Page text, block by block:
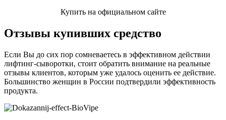
Купить на официальном сайте
Отзывы купивших средство
Если Вы до сих пор сомневаетесь в эффективном действии
лифтинг-сыворотки, стоит обратить внимание на реальные
отзывы клиентов, которым уже удалось оценить ее действие.
Большинство женщин в России подтвердили эффективность
продукта.